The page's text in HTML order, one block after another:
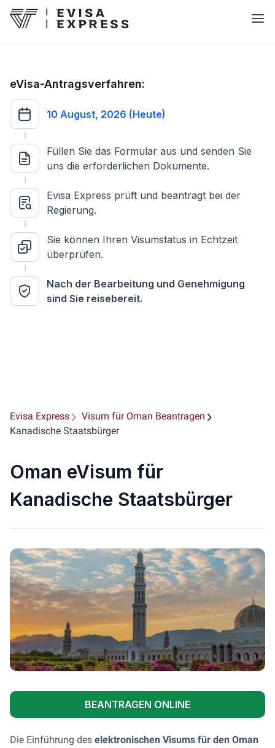
eVisa-Antragsverfahren:
10 August, 2026 (Heute)
Füllen Sie das Formular aus und senden Sie
uns die erforderlichen Dokumente.
Evisa Express prüft und beantragt bei der
Regierung.
Sie können Ihren Visumstatus in Echtzeit
überprüfen.
Nach der Bearbeitung und Genehmigung
sind Sie reisebereit.
Evisa Express
Visum für Oman Beantragen
Kanadische Staatsbürger
Oman eVisum für
Kanadische Staatsbürger
BEANTRAGEN ONLINE
Die Einführung des elektronischen Visums für den Oman